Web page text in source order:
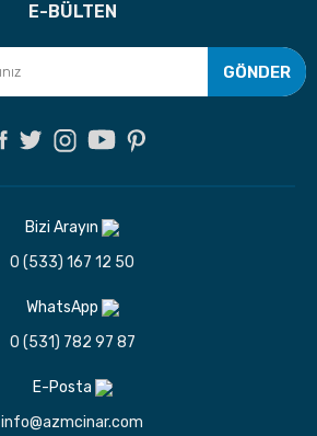
E-BÜLTEN
GÖNDER
Bizi Arayın
0 (533) 167 12 50
WhatsApp
0 (531) 782 97 87
E-Posta
info@azmcinar.com